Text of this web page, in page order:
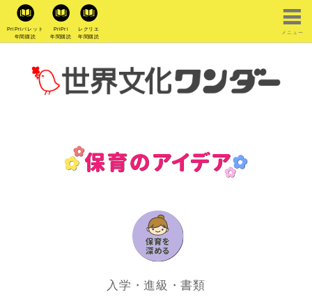
PriPriパレット
年間購読
PriPri
年間購読
レクリエ
年間購読
メニュー
入学・進級・書類